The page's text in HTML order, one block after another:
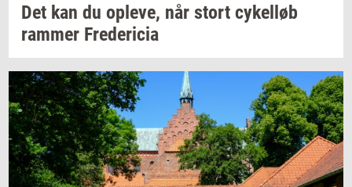
Det kan du op­le­ve, når stort cy­kel­løb
ram­mer Fre­de­ri­cia